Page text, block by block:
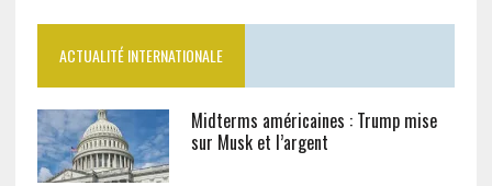
ACTUALITÉ INTERNATIONALE
Midterms américaines : Trump mise
sur Musk et l’argent